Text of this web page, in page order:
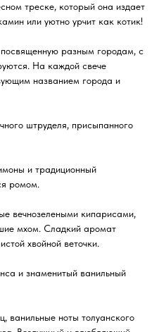
треске, который она издает
или уютно урчит как котик!
разным городам, с
На каждой свече
названием города и
штруделя, присыпанного
и традиционный
ромом.
вечнозелеными кипарисами,
мхом. Сладкий аромат
хвойной веточки.
и знаменитый ванильный
ванильные ноты толуанского